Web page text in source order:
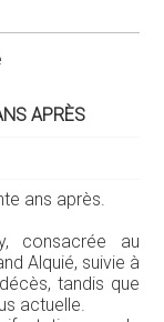
APRÈS
ans après.
consacrée au
Alquié, suivie à
tandis que
actuelle.